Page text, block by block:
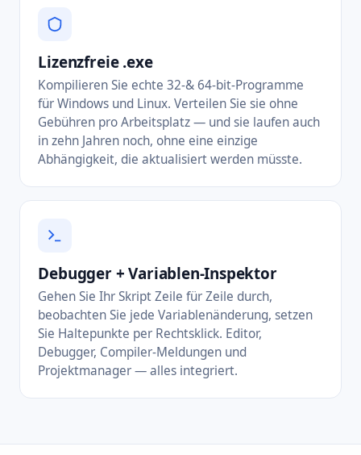
Lizenzfreie .exe
Kompilieren Sie echte 32-& 64-bit-Programme
für Windows und Linux. Verteilen Sie sie ohne
Gebühren pro Arbeitsplatz — und sie laufen auch
in zehn Jahren noch, ohne eine einzige
Abhängigkeit, die aktualisiert werden müsste.
Debugger + Variablen-Inspektor
Gehen Sie Ihr Skript Zeile für Zeile durch,
beobachten Sie jede Variablenänderung, setzen
Sie Haltepunkte per Rechtsklick. Editor,
Debugger, Compiler-Meldungen und
Projektmanager — alles integriert.